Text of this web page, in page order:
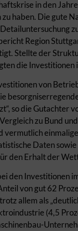
in den
haben. Die gute
Region
Stellte der
die
von
so die Gutachter
zu Bund
vermutlich
Daten
den Erhalt der
den Investitionen
von gut 62
allem als
(4,5